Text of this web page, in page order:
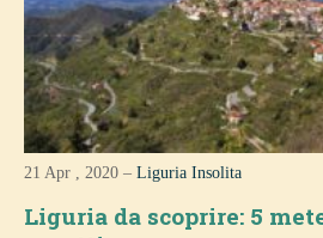
21 Apr , 2020 –Liguria Insolita
Liguria da scoprire: 5